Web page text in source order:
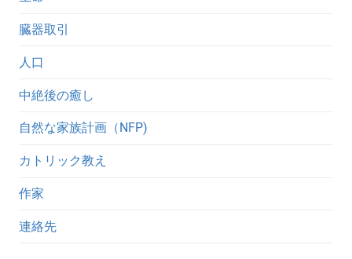
臓器取引
人口
中絶後の癒し
自然な家族計画（NFP)
カトリック教え
作家
連絡先